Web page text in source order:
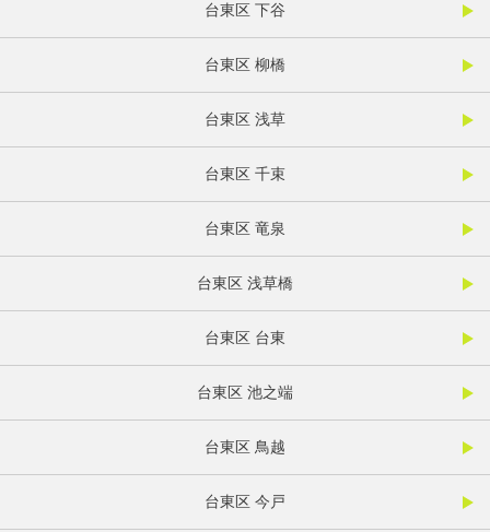
台東区 下谷
台東区 柳橋
台東区 浅草
台東区 千束
台東区 竜泉
台東区 浅草橋
台東区 台東
台東区 池之端
台東区 鳥越
台東区 今戸